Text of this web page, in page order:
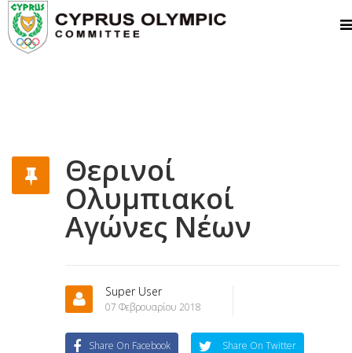
Θερινοί
Ολυμπιακοί
Αγώνες Νέων
Super User
07 Φεβρουαρίου 2018
Share On Facebook Share On Twitter